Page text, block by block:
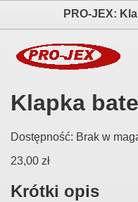
Klapka
Dostępność: Brak w
23,00 zł
Krótki opis